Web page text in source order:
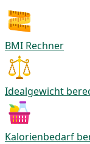
BMI Rechner
Idealgewicht
Kalorienbedarf